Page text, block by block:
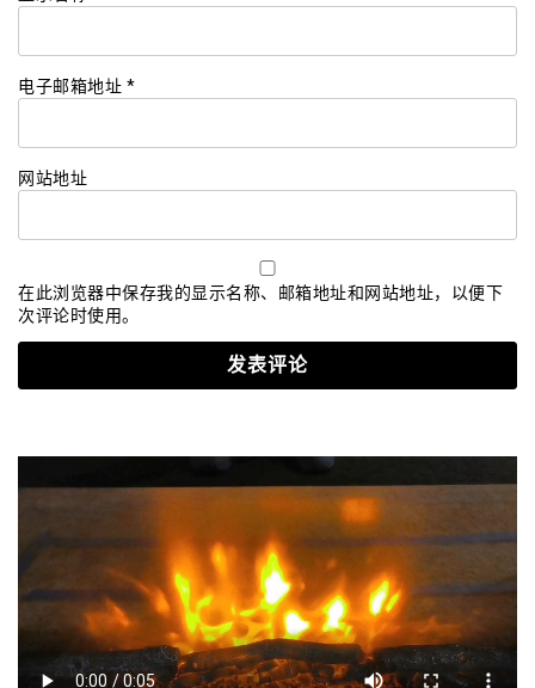
电子邮箱地址 *
网站地址
在此浏览器中保存我的显示名称、邮箱地址和网站地址，以便下
次评论时使用。